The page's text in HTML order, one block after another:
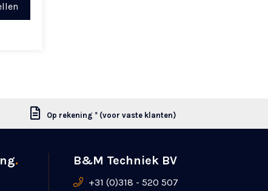
Op rekening * (voor vaste klanten)
. B&M Techniek BV
+31 (0)318 - 520 507